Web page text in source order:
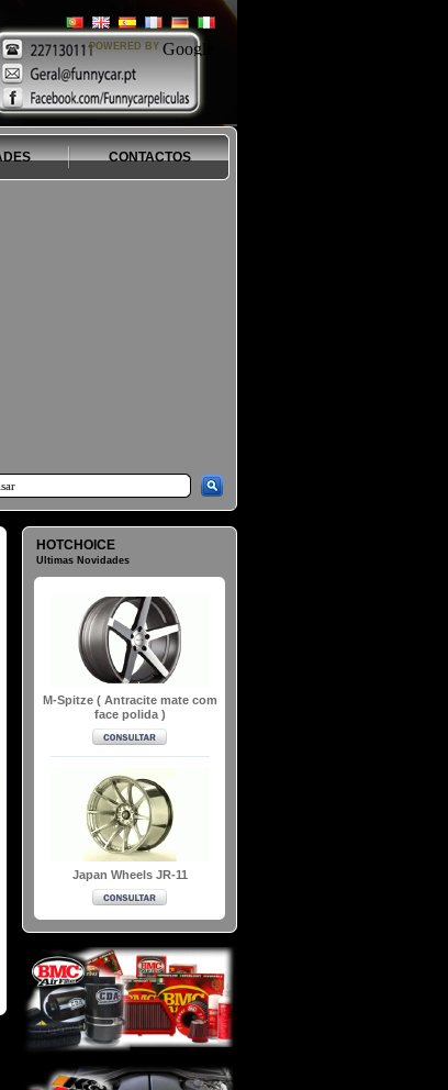
POWERED BY
CONTACTOS
HOTCHOICE
Ultimas Novidades
M-Spitze ( Antracite mate com
face polida )
Japan Wheels JR-11